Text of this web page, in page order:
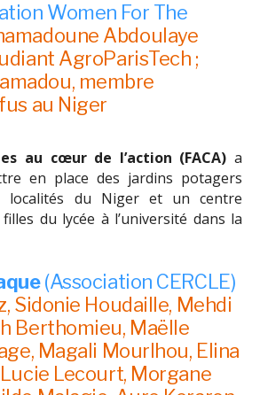
Women For The
Abdoulaye
AgroParisTech ;
membre
au Niger
au cœur de l’action (FACA) a
en place des jardins potagers
localités du Niger et un centre
du lycée à l’université dans la
(Association CERCLE)
Sidonie Houdaille, Mehdi
Berthomieu, Maëlle
Magali Mourlhou, Elina
Lucie Lecourt, Morgane